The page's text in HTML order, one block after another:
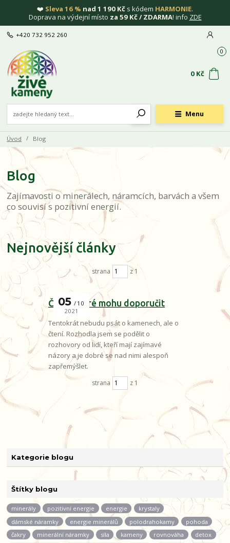
❤️ Sleva 16 % nad 1 190 Kč s kódem HARMONIE.
Doprava na výdejní místo za 59 Kč / ZDARMA! info ZDE
Menu
+420 732 952 260
0
0 Kč
Úvod Blog
Kategorie blogu
Štítky blogu
minerály pozitivní energie energie
krystaly
dámské náramky
energie minerálů polodrahokamy
pohoda
čakry
minerální náramky síla kameny rovnováha
detox
Blog
Zajímavosti o minerálech, náramcích, barvách a všem
co souvisí s pozitivní energií.
Nejnovější články
strana z 1
Čtení, které mohu doporučit
05
10
2021
Tentokrát nebudu psát o kamenech, ale o
čtení. Rozhodla jsem se podělit o
rozhovory od lidí, kteří mají zajímavé
názory a je dobré se nad nimi alespoň
zapřemýšlet.
strana z 1